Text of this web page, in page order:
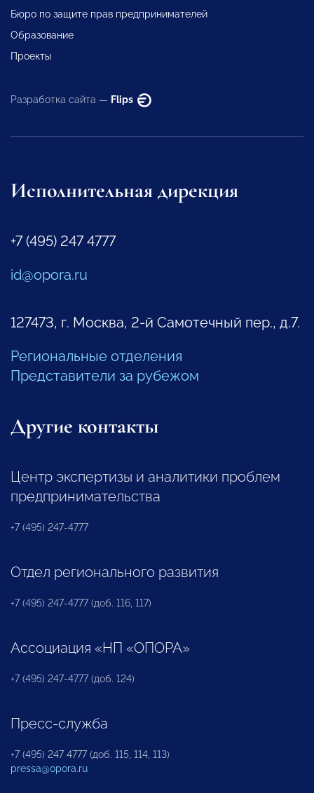
Бюро по защите прав предпринимателей
Образование
Проекты
Разработка сайта — Flips
Исполнительная дирекция
+7 (495) 247 4777
id@opora.ru
127473, г. Москва, 2-й Самотечный пер., д.7.
Региональные отделения
Представители за рубежом
Другие контакты
Центр экспертизы и аналитики проблем
предпринимательства
+7 (495) 247-4777
Отдел регионального развития
+7 (495) 247-4777 (доб. 116, 117)
Ассоциация «НП «ОПОРА»
+7 (495) 247-4777 (доб. 124)
Пресс-служба
+7 (495) 247 4777 (доб. 115, 114, 113)
pressa@opora.ru